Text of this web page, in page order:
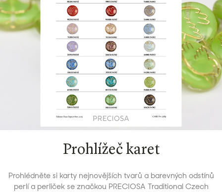
Prohlížeč karet
Prohlédněte si karty nejnovějších tvarů a barevných odstínů
perlí a perliček se značkou PRECIOSA Traditional Czech